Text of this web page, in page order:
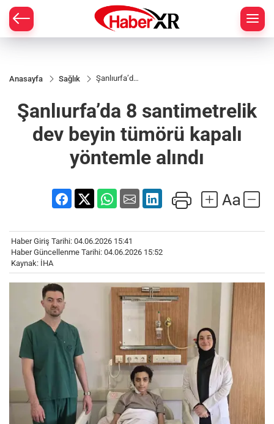
Anasayfa Sağlık
Şanlıurfa’da
dev beyin
tümörü
kapalı
yöntemle
alındı
Şanlıurfa’da 8 santimetrelik
dev beyin tümörü kapalı
yöntemle alındı
Haber Giriş Tarihi: 04.06.2026 15:41
Haber Güncellenme Tarihi: 04.06.2026 15:52
Kaynak: İHA